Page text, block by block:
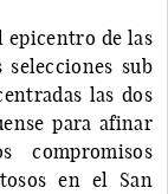
epicentro de las
sub
las dos
para afinar
compromisos
en el San